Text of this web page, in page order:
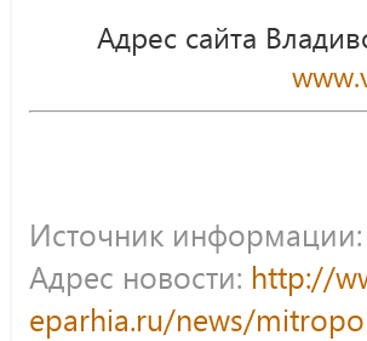
Адрес сайта
Источник информации:
Адрес новости: http://
eparhia.ru/news/